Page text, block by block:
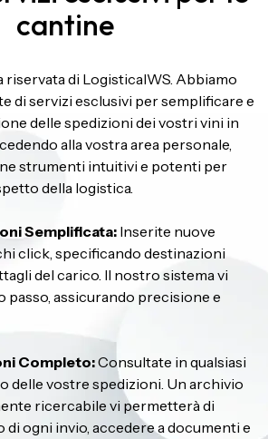
cantine
riservata di LogisticaIWS. Abbiamo
di servizi esclusivi per semplificare e
delle spedizioni dei vostri vini in
alla vostra area personale,
strumenti intuitivi e potenti per
della logistica.
Semplificata: Inserite nuove
click, specificando destinazioni
del carico. Il nostro sistema vi
passo, assicurando precisione e
Completo:Consultate in qualsiasi
delle vostre spedizioni. Un archivio
ricercabile vi permetterà di
ogni invio, accedere a documenti e